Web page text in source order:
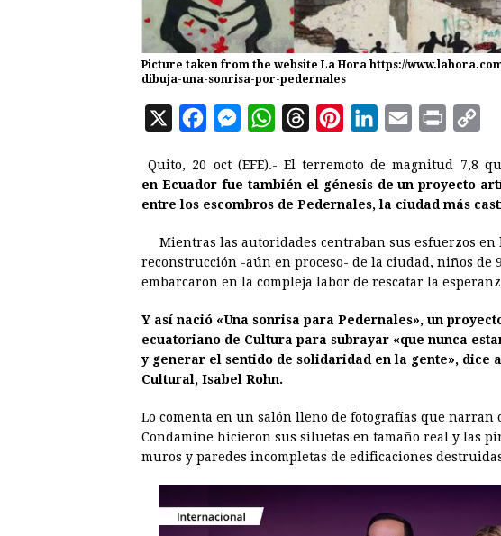
Picture taken from the website La Hora https://
dibuja-una-sonrisa-por-pedernales
X
c
e
o
o
M
s
s
n
g
r
W
a
t
A
p
r
e
d
s
n
t
r
e
t
n
k
d
I
a
i
i
n
p
y
i
n
Quito, 20 oct (EFE).- El terremoto de magnitud 7,8
en Ecuadorfue también el génesis de un proyecto
entre los escombros de Pedernales, la ciudad más
Mientras las autoridades centraban sus esfuerzos
reconstrucción -aún en proceso- de la ciudad, niños de
embarcaron en la compleja labor de rescatar la
Y así nació «Una sonrisa para Pedernales», un
ecuatoriano de Cultura para subrayar «que nunca
y generar el sentido de solidaridad en la gente», dice
Cultural, Isabel Rohn.
Lo comenta en un salón lleno de fotografías que narran
Condamine hicieron sus siluetas en tamaño real y las
muros y paredes incompletas de edificaciones